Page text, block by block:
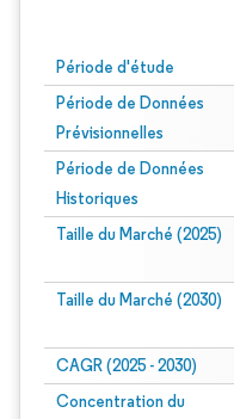
Période d'étude
Période de Données
Prévisionnelles
Période de Données
Historiques
Taille du Marché (2025)
Taille du Marché (2030)
CAGR (2025 - 2030)
Concentration du